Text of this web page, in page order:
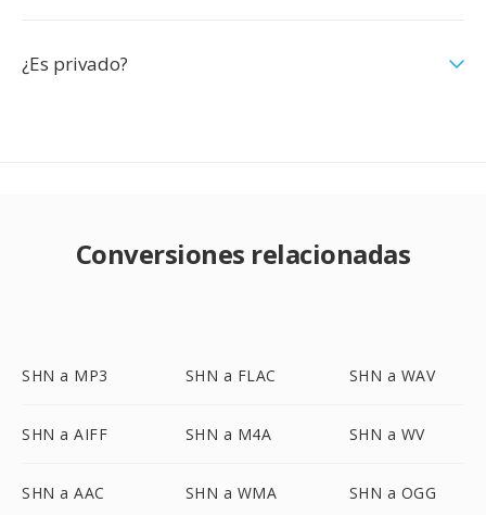
¿Es privado?
Conversiones relacionadas
SHN a MP3 SHN a FLAC SHN a WAV
SHN a AIFF SHN a M4A SHN a WV
SHN a AAC SHN a WMA SHN a OGG